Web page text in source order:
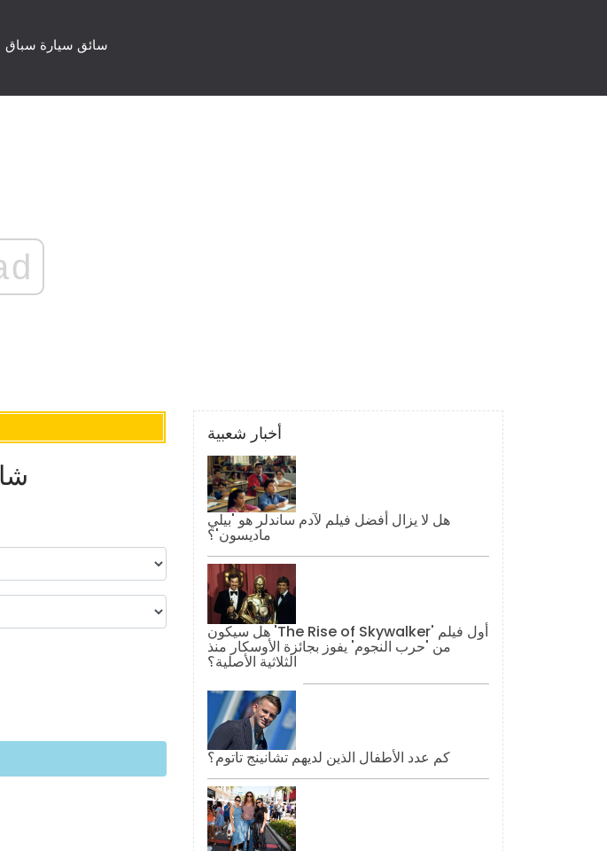
سائق سيارة سباق
6
أخبار شعبية
هل لا يزال أفضل فيلم لآدم ساندلر هو 'بيلي
ماديسون'؟
هل سيكون 'The Rise of Skywalker' أول فيلم
من 'حرب النجوم' يفوز بجائزة الأوسكار منذ
الثلاثية الأصلية؟
كم عدد الأطفال الذين لديهم تشانينج تاتوم؟